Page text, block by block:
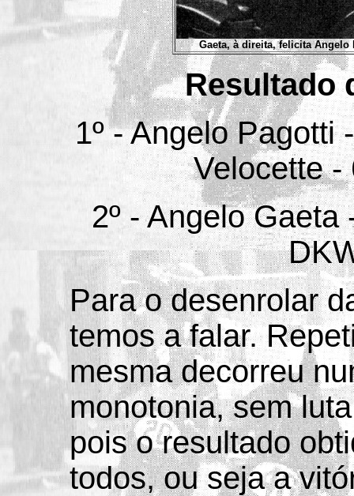
Gaeta, à direita, felicita
Resultado
1º - Angelo Pagotti
Velocette -
2º - Angelo
Para o desenrolar
temos a falar.
mesma decorreu
monotonia, sem
pois o resultado
todos, ou seja a